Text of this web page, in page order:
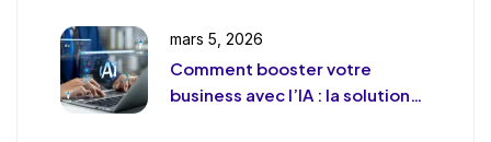
déshumaniser)
mars 5, 2026
Comment booster votre
business avec l’IA : la solution